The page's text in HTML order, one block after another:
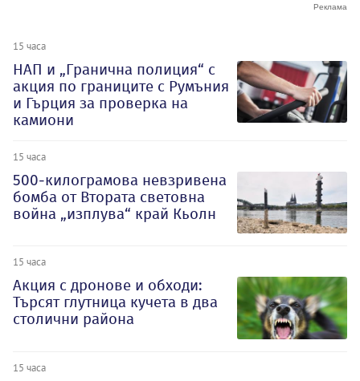
15 часа
НАП и „Гранична полиция“ с
акция по границите с Румъния
и Гърция за проверка на
камиони
15 часа
500-килограмова невзривена
бомба от Втората световна
война „изплува“ край Кьолн
15 часа
Акция с дронове и обходи:
Търсят глутница кучета в два
столични района
15 часа